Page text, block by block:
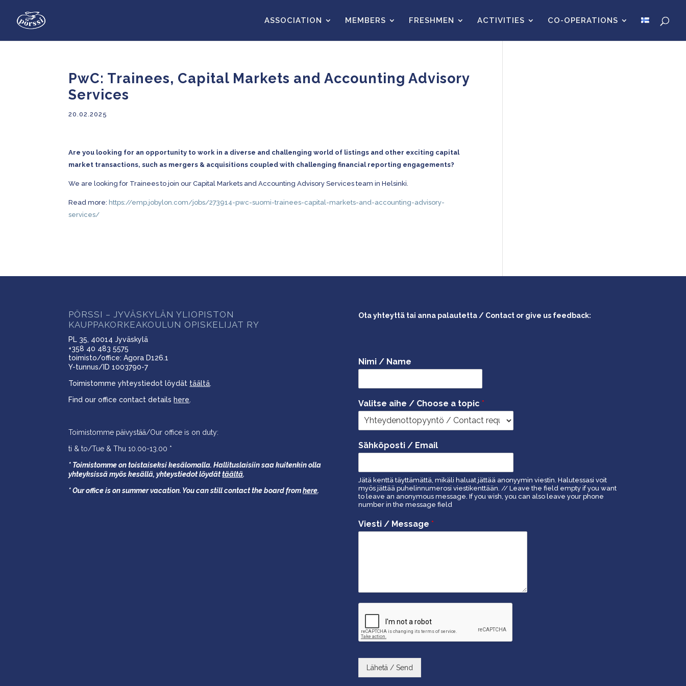
ASSOCIATION MEMBERS FRESHMEN ACTIVITIES CO-OPERATIONS
PwC: Trainees, Capital Markets and Accounting Advisory
Services
20.02.2025
Are you looking for an opportunity to work in a diverse and challenging world of listings and other exciting capital
market transactions, such as mergers & acquisitions coupled with challenging financial reporting engagements?
We are looking for Trainees to join our Capital Markets and Accounting Advisory Services team in Helsinki.
Read more: https://emp.jobylon.com/jobs/273914-pwc-suomi-trainees-capital-markets-and-accounting-advisory-
services/
PÖRSSI – JYVÄSKYLÄN YLIOPISTON
KAUPPAKORKEAKOULUN OPISKELIJAT RY
PL 35, 40014 Jyväskylä
+358 40 483 5575
toimisto/office: Agora D126.1
Y-tunnus/ID 1003790-7
Toimistomme yhteystiedot löydät täältä.
Find our office contact detailshere.
Toimistomme päivystää/Our office is on duty:
ti & to/Tue & Thu 10.00-13.00 *
* Toimistomme on toistaiseksi kesälomalla. Hallituslaisiin saa kuitenkin olla
yhteyksissä myös kesällä,yhteystiedot löydättäältä.
* Our office is on summer vacation. You can still contact the board fromhere.
Ota yhteyttä tai anna palautetta / Contact or give us feedback:
Nimi / Name
Valitse aihe / Choose a topic *
Sähköposti / Email
Jätä kenttä täyttämättä, mikäli haluat jättää anonyymin viestin. Halutessasi voit
myös jättää puhelinnumerosi viestikenttään. // Leave the field empty if you want
to leave an anonymous message. If you wish, you can also leave your phone
number in the message field
Viesti / Message *
Lähetä / Send